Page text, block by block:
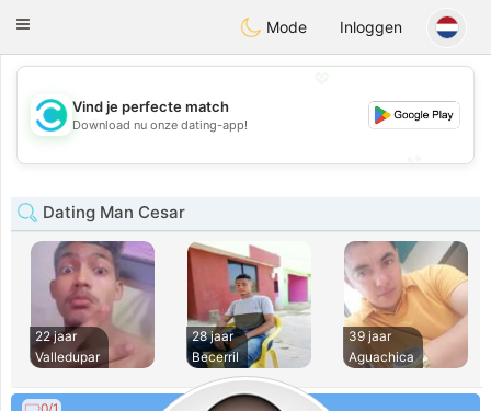
olombiaCitas
Toggle
Mode Inloggen
💖
💕
Vind je perfecte match
Download nu onze dating-app!
Dating Man Cesar
22 jaar
Valledupar
28 jaar
Becerril
39 jaar
Aguachica